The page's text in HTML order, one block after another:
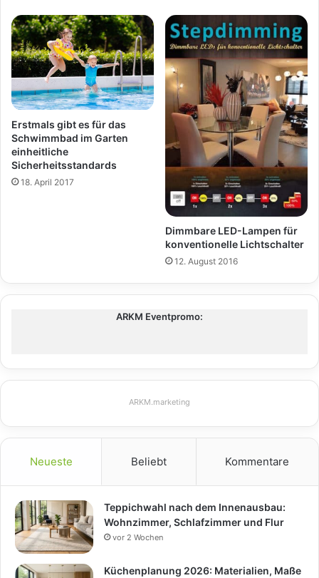
Erstmals gibt es für das
Schwimmbad im Garten
einheitliche
Sicherheitsstandards
18. April 2017
Dimmbare LED-Lampen für
konventionelle Lichtschalter
12. August 2016
ARKM Eventpromo:
ARKM.marketing
Neueste Beliebt Kommentare
Teppichwahl nach dem Innenausbau:
Wohnzimmer, Schlafzimmer und Flur
vor 2 Wochen
Küchenplanung 2026: Materialien, Maße